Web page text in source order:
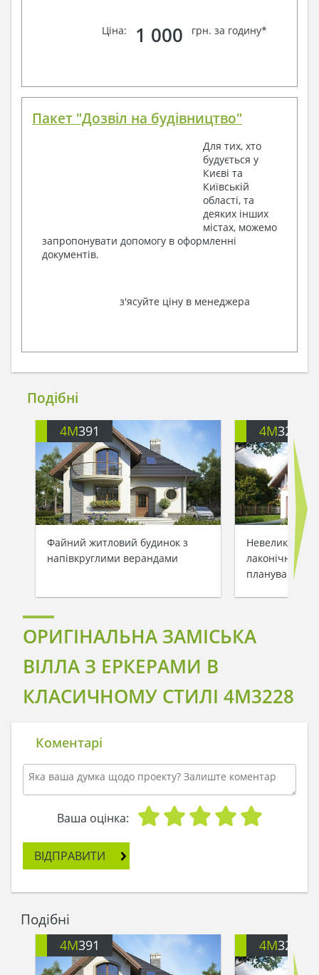
Ціна: 1 000 грн. за годину*
Пакет "Дозвіл на будівництво"
Для тих, хто
будується у
Києві та
Київській
області, та
деяких інших
містах, можемо
запропонувати допомогу в оформленні
документів.
з'ясуйте ціну в менеджера
Подібні
4M391
Файний житловий будинок з
напівкруглими верандами
4M3200
Невеликий
лаконічним
плануванням
ОРИГІНАЛЬНА ЗАМІСЬКА
ВІЛЛА З ЕРКЕРАМИ В
КЛАСИЧНОМУ СТИЛІ 4M3228
Коментарі
Ваша оцінка:
ВІДПРАВИТИ
Подібні
4M391 4M3200